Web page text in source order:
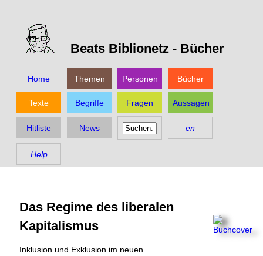
Beats Biblionetz - Bücher
Home Themen Personen Bücher
Texte Begriffe Fragen Aussagen
Hitliste News en
Help
Das Regime des liberalen
Kapitalismus
Inklusion und Exklusion im neuen